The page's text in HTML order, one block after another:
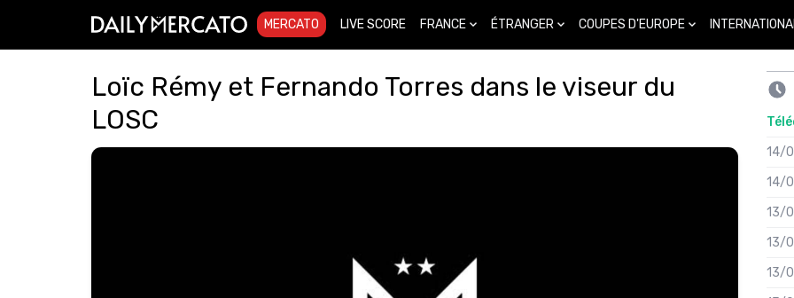
MERCATO LIVE SCORE FRANCE ÉTRANGER COUPES D'EUROPE
Loïc Rémy et Fernando Torres dans le viseur du
LOSC
14/
14/
13/
13/
13/